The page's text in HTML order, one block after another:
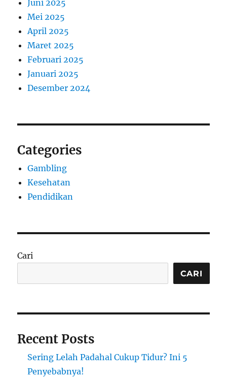
Juni 2025
Mei 2025
April 2025
Maret 2025
Februari 2025
Januari 2025
Desember 2024
Categories
Gambling
Kesehatan
Pendidikan
Cari
CARI
Recent Posts
Sering Lelah Padahal Cukup Tidur? Ini 5
Penyebabnya!